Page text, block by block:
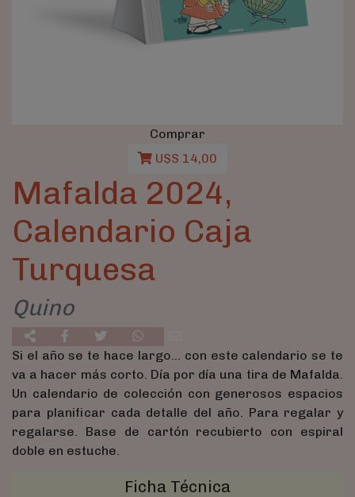
Comprar
U$S 14,00
Mafalda 2024,
Calendario Caja
Turquesa
Quino
Si el año se te hace largo… con este calendario se te
va a hacer más corto. Día por día una tira de Mafalda.
Un calendario de colección con generosos espacios
para planificar cada detalle del año. Para regalar y
regalarse. Base de cartón recubierto con espiral
doble en estuche.
Ficha Técnica